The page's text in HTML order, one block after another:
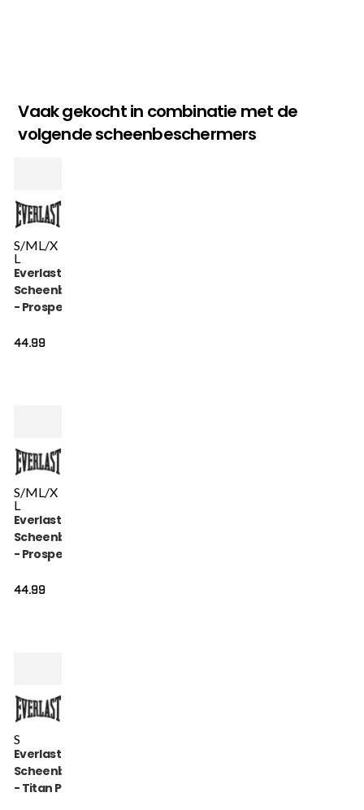
Vaak gekocht in combinatie met de
volgende scheenbeschermers
S/ML/X
L
Everlast
Scheenbeschermer
- Prospect Youth -
44.99
S/ML/X
L
Everlast
Scheenbeschermer
- Prospect Youth -
44.99
S
Everlast
Scheenbeschermer
- Titan Pro Instep -